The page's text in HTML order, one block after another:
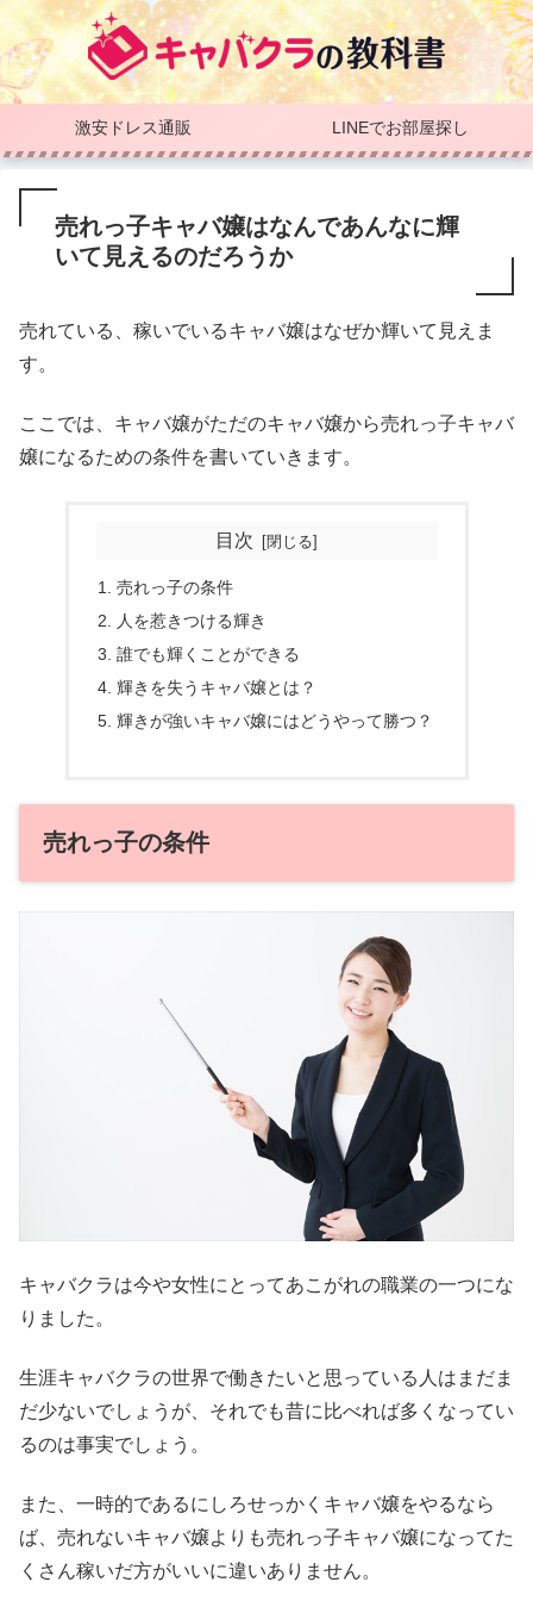
激安ドレス通販 LINEでお部屋探し
売れっ子キャバ嬢はなんであんなに輝
いて見えるのだろうか
売れている、稼いでいるキャバ嬢はなぜか輝いて見えま
す。
ここでは、キャバ嬢がただのキャバ嬢から売れっ子キャバ
嬢になるための条件を書いていきます。
目次
売れっ子の条件
人を惹きつける輝き
誰でも輝くことができる
輝きを失うキャバ嬢とは？
輝きが強いキャバ嬢にはどうやって勝つ？
売れっ子の条件
キャバクラは今や女性にとってあこがれの職業の一つにな
りました。
生涯キャバクラの世界で働きたいと思っている人はまだま
だ少ないでしょうが、それでも昔に比べれば多くなってい
るのは事実でしょう。
また、一時的であるにしろせっかくキャバ嬢をやるなら
ば、売れないキャバ嬢よりも売れっ子キャバ嬢になってた
くさん稼いだ方がいいに違いありません。